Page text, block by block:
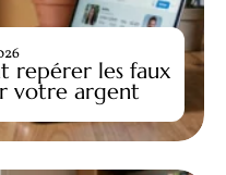
repérer les faux
votre argent